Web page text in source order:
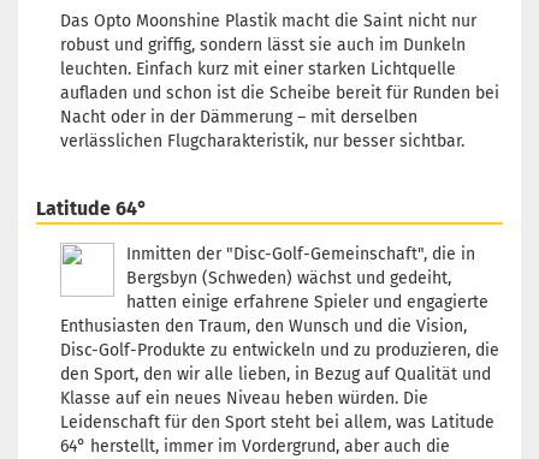
Gewicht:
176g
Farbton: Türkis
Leuchtfarbe: Türkis
Lagerbestand:
1
Lieferzeit:
2 - 3 Arbeitstage
23,90 €
Gewicht:175g
Lagerbestand:1
Lieferzeit:2 - 3 Arbeitstage
Das Opto Moonshine Plastik macht die Saint nicht nur
robust und griffig, sondern lässt sie auch im Dunkeln
leuchten. Einfach kurz mit einer starken Lichtquelle
aufladen und schon ist die Scheibe bereit für Runden bei
Nacht oder in der Dämmerung – mit derselben
verlässlichen Flugcharakteristik, nur besser sichtbar.
Latitude 64°
Inmitten der "Disc-Golf-Gemeinschaft", die in
Bergsbyn (Schweden) wächst und gedeiht,
hatten einige erfahrene Spieler und engagierte
Enthusiasten den Traum, den Wunsch und die Vision,
Disc-Golf-Produkte zu entwickeln und zu produzieren, die
den Sport, den wir alle lieben, in Bezug auf Qualität und
Klasse auf ein neues Niveau heben würden. Die
Leidenschaft für den Sport steht bei allem, was Latitude
64° herstellt, immer im Vordergrund, aber auch die